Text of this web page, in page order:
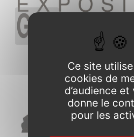
7
Ce site
cookies de
d’audience et
donne le
pour les